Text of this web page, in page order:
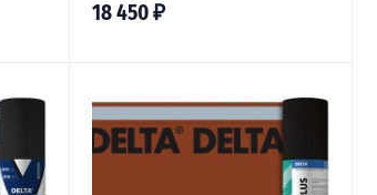
18 450₽